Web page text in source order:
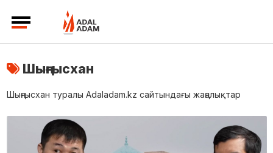
Шыңғысхан
Шыңғысхан туралы Adaladam.kz сайтындағы жаңалықтар